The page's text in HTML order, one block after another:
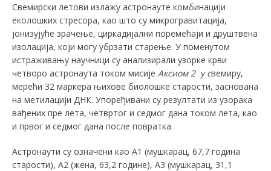
Свемирски летови излажу астронауте комбинацији
еколошких стресора, као што су микрогравитација,
јонизујуће зрачење, циркадијални поремећаји и друштвена
изолација, који могу убрзати старење. У поменутом
истраживању научници су анализирали узорке крви
четворо астронаута током мисије Аксиом 2 у свемиру,
мерећи 32 маркера њихове биолошке старости, заснована
на метилацији ДНК. Упоређивани су резултати из узорака
вађених пре лета, четвртог и седмог дана током лета, као
и првог и седмог дана после повратка.
Астронаути су означени као А1 (мушкарац, 67,7 година
старости), А2 (жена, 63,2 године), А3 (мушкарац, 31,1